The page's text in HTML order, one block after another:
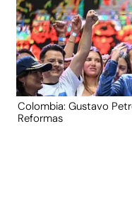
Colombia: Gustavo
Reformas